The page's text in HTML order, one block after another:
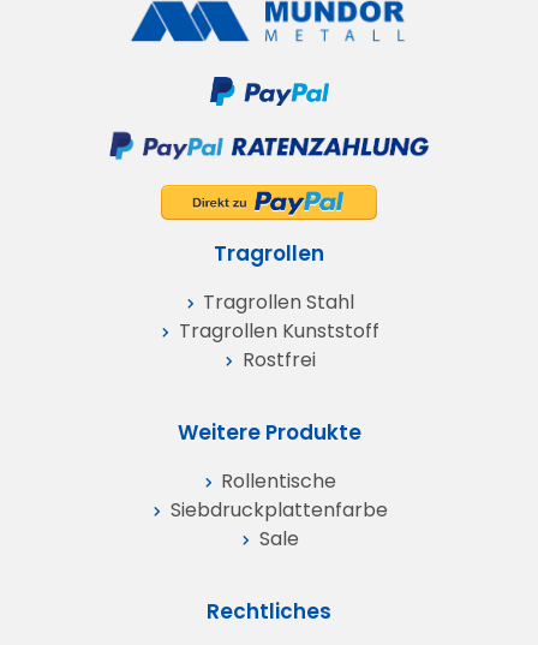
Tragrollen
Tragrollen Stahl
Tragrollen Kunststoff
Rostfrei
Weitere Produkte
Rollentische
Siebdruckplattenfarbe
Sale
Rechtliches